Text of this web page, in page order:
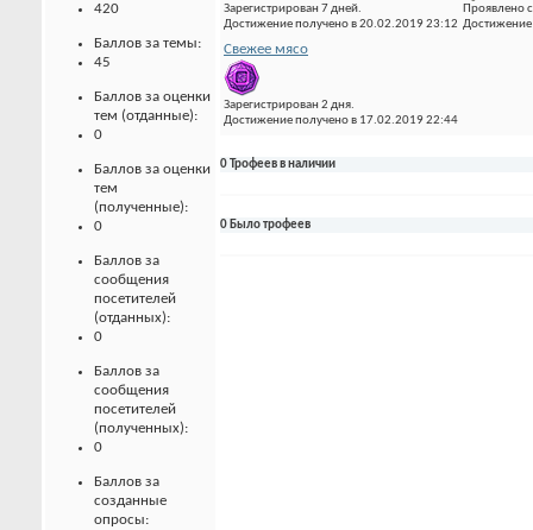
420
Баллов за темы:
45
Баллов за оценки
тем (отданные):
0
Баллов за оценки
тем
(полученные):
0
Баллов за
сообщения
посетителей
(отданных):
0
Баллов за
сообщения
посетителей
(полученных):
0
Баллов за
созданные
опросы:
Зарегистрирован 7 дней.
Достижение получено в 20.02.2019 23:12
Проявлено
Свежее мясо
Зарегистрирован 2 дня.
Достижение получено в 17.02.2019 22:44
0 Трофеев в наличии
0 Было трофеев